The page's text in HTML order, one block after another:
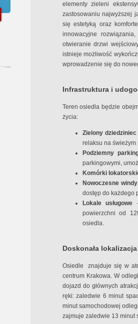
elementy zieleni
zastosowaniu najwyższej
się estetyką oraz
innowacyjne
otwieranie drzwi
istnieje możliwość
wprowadzenie się do
Infrastruktura i
Teren osiedla będzie
życia:
Zielony dziedziniec
relaksu na świeżym
Podziemny
parkingowymi,
Komórki
Nowoczesne windy
dostęp do każdego
Lokale usługowe
powierzchni od
osiedla.
Doskonała lokalizacja
Osiedle znajduje się w
centrum Krakowa. W
dojazd do głównych
ręki: zaledwie 6 minut
minut samochodowej
zajmuje zaledwie 13 minut